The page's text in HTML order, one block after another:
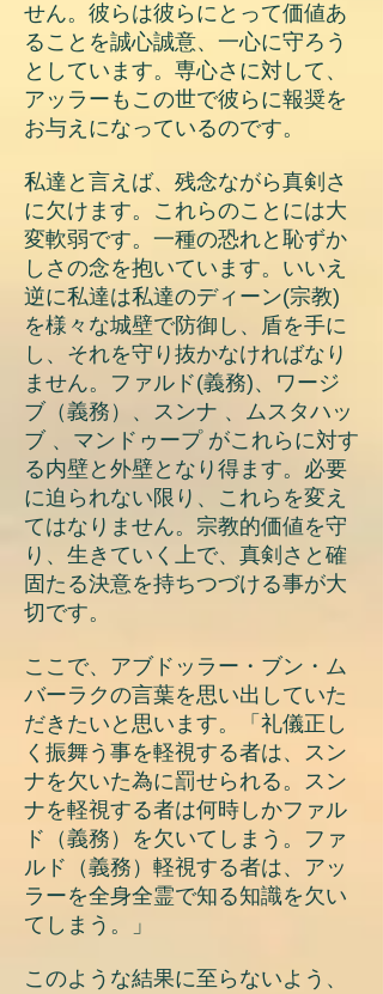
せん。彼らは彼らにとって価値あ
ることを誠心誠意、一心に守ろう
としています。専心さに対して、
アッラーもこの世で彼らに報奨を
お与えになっているのです。
私達と言えば、残念ながら真剣さ
に欠けます。これらのことには大
変軟弱です。一種の恐れと恥ずか
しさの念を抱いています。いいえ
逆に私達は私達のディーン(宗教)
を様々な城壁で防御し、盾を手に
し、それを守り抜かなければなり
ません。ファルド(義務)、ワージ
ブ（義務）、スンナ 、ムスタハッ
ブ 、マンドゥープ がこれらに対す
る内壁と外壁となり得ます。必要
に迫られない限り、これらを変え
てはなりません。宗教的価値を守
り、生きていく上で、真剣さと確
固たる決意を持ちつづける事が大
切です。
ここで、アブドッラー・ブン・ム
バーラクの言葉を思い出していた
だきたいと思います。「礼儀正し
く振舞う事を軽視する者は、スン
ナを欠いた為に罰せられる。スン
ナを軽視する者は何時しかファル
ド（義務）を欠いてしまう。ファ
ルド（義務）軽視する者は、アッ
ラーを全身全霊で知る知識を欠い
てしまう。」
このような結果に至らないよう、